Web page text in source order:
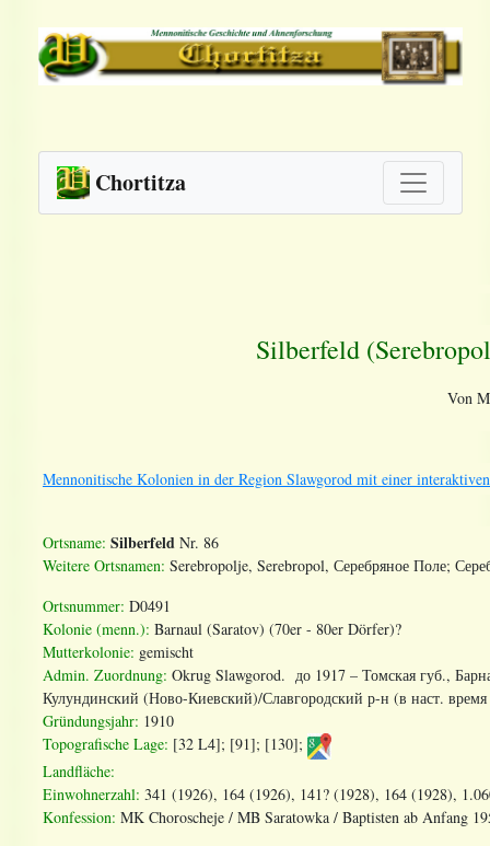
Chortitza
Silberfeld
Von
Mennonitische Kolonien in der Region Slawgorod mit einer
Ortsname: Silberfeld Nr. 86
Weitere Ortsnamen: Serebropolje, Serebropol, Серебряное Поле;
Ortsnummer: D0491
Kolonie (menn.): Barnaul (Saratov) (70er - 80er Dörfer)?
Mutterkolonie: gemischt
Admin. Zuordnung: Okrug Slawgorod. до 1917 – Томская губ.,
Кулундинский (Ново-Киевский)/Славгородский р-н (в наст. время
Gründungsjahr: 1910
Topografische Lage: [32 L4]; [91]; [130];
Landfläche:
Einwohnerzahl: 341 (1926), 164 (1926), 141? (1928), 164 (1928),
Konfession: MK Choroscheje / MB Saratowka / Baptisten ab Anfang